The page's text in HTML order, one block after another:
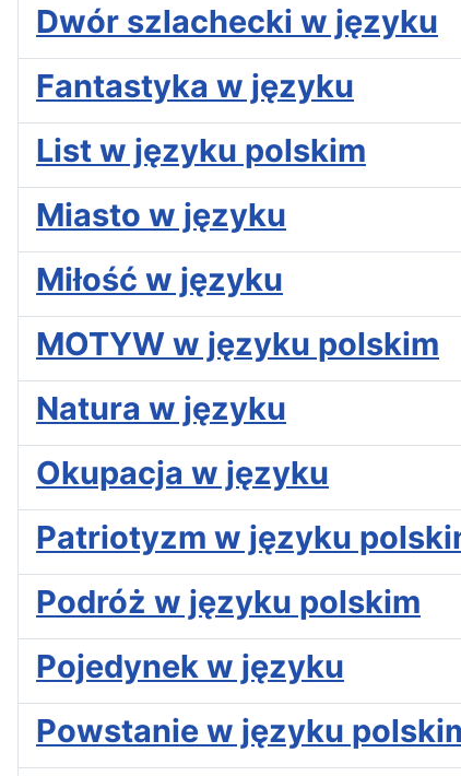
Dwór szlachecki w języku
Fantastyka w języku
List w języku polskim
Miasto w języku
Miłość w języku
MOTYW w języku polskim
Natura w języku
Okupacja w języku
Patriotyzm w języku
Podróż w języku polskim
Pojedynek w języku
Powstanie w języku